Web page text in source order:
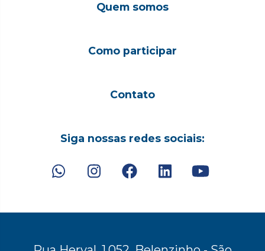
Quem somos
Como participar
Contato
Siga nossas redes sociais: